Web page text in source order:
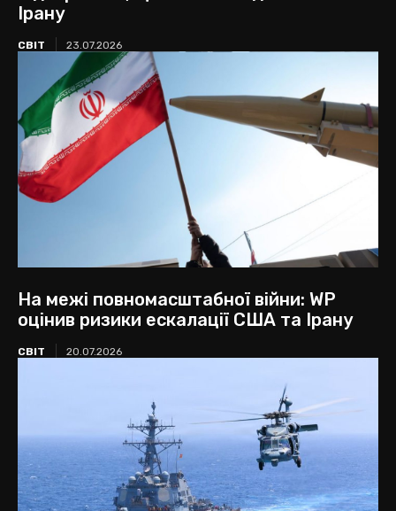
Ірану
СВІТ 23.07.2026
На межі повномасштабної війни: WP
оцінив ризики ескалації США та Ірану
СВІТ 20.07.2026